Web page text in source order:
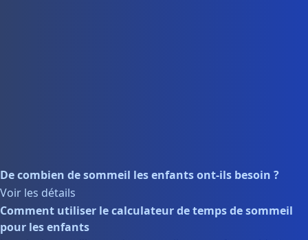
De combien de sommeil les enfants ont-ils besoin ?
Voir les détails
Comment utiliser le calculateur de temps de sommeil
pour les enfants